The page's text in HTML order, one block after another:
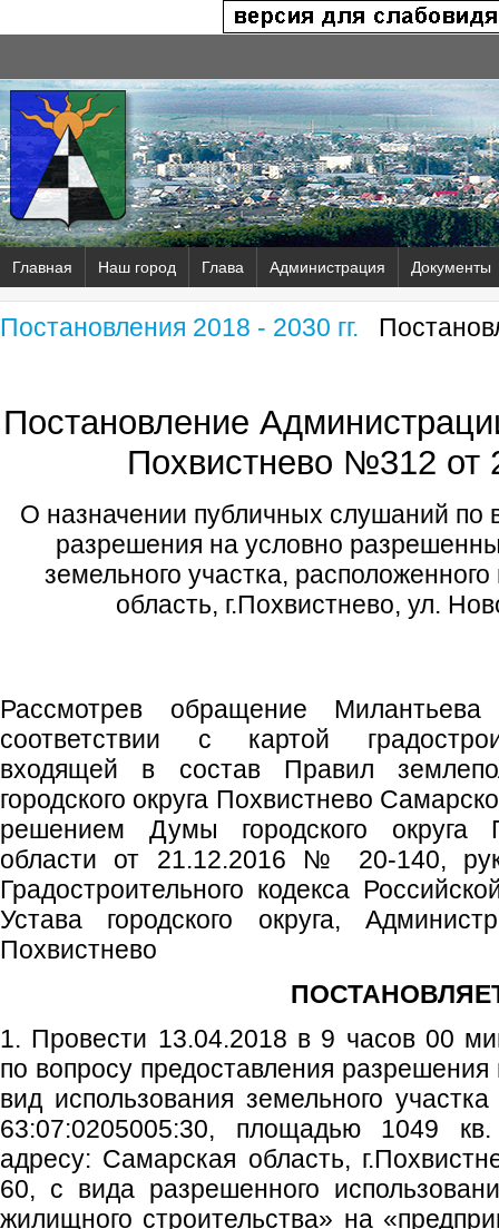
Главная Наш город Глава Администрация Документы
Постановления 2018 - 2030 гг.
Постановление
Похвистнево №312 от
О назначении публичных слушаний по
разрешения на условно
земельного участка,
область, г.Похвистнево, ул.
Рассмотрев обращение
соответствии с картой
входящей в состав Правил
городского округа Похвистнево
решением Думы городского округа
области от 21.12.2016 № 20-140,
Градостроительного кодекса
Устава городского округа,
Похвистнево
1. Провести 13.04.2018 в 9 часов 00
по вопросу предоставления
вид использования земельного
63:07:0205005:30, площадью 1049
адресу: Самарская область,
60, с вида разрешенного
жилищного строительства» на